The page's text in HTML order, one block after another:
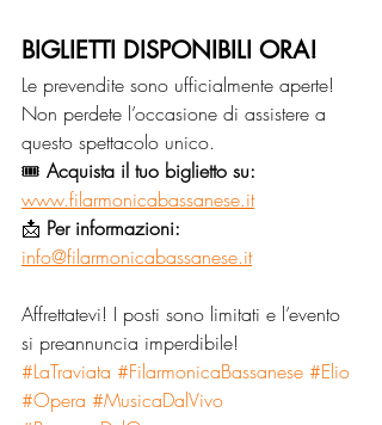
BIGLIETTI DISPONIBILI ORA!
Le prevendite sono ufficialmente aperte!
Non perdete l’occasione di assistere a
questo spettacolo unico.
🎟 Acquista il tuo biglietto su:
www.filarmonicabassanese.it
📩 Per informazioni:
info@filarmonicabassanese.it
Affrettatevi! I posti sono limitati e l’evento
si preannuncia imperdibile!
#LaTraviata #FilarmonicaBassanese #Elio
#Opera #MusicaDalVivo